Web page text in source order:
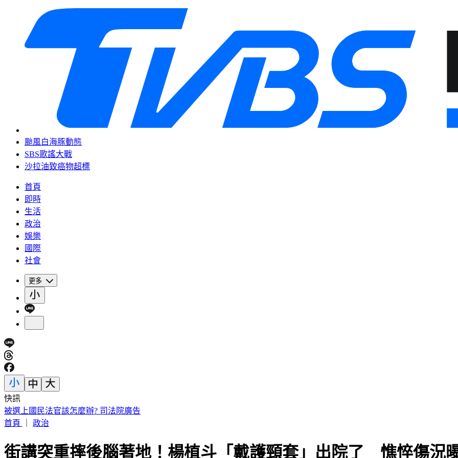
颱風白海豚動態
SBS歌謠大戰
沙拉油致癌物超標
首頁
即時
生活
政治
娛樂
國際
社會
更多
快訊
被選上國民法官該怎麼辦? 司法院廣告
首頁
政治
街講突重摔後腦著地！楊植斗「戴護頸套」出院了 憔悴傷況